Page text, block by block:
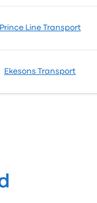
Prince Line Transport
Ekesons Transport